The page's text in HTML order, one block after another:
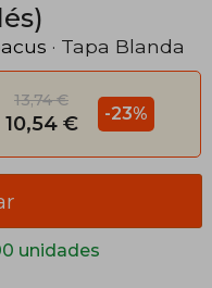
· Tapa Blanda
13,74 €
10,54 € -23%
unidades